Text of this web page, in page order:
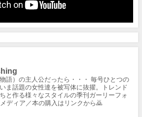
語）の主人公だったら・・・
毎号ひとつの
ま話題の女性達を被写体に抜擢。トレンド
と作る様々なスタイルの季刊ガーリーフォ
ディア／本の購入はリンクから🙇